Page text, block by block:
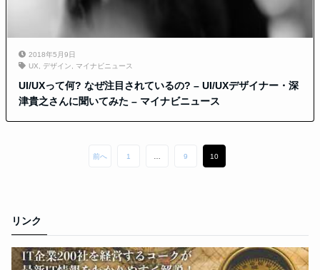
2018年5月9日
UX
デザイン マイナビニュース
UI/UXって何? なぜ注目されているの? – UI/UXデザイナー・深
津貴之さんに聞いてみた – マイナビニュース
前へ 1 9 10
リンク